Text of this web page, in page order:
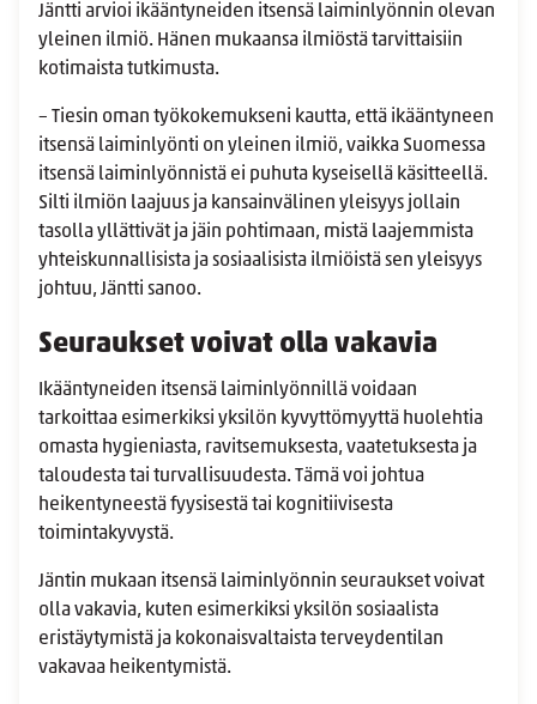
Jäntti arvioi ikääntyneiden itsensä laiminlyönnin olevan
yleinen ilmiö. Hänen mukaansa ilmiöstä tarvittaisiin
kotimaista tutkimusta.
– Tiesin oman työkokemukseni kautta, että ikääntyneen
itsensä laiminlyönti on yleinen ilmiö, vaikka Suomessa
itsensä laiminlyönnistä ei puhuta kyseisellä käsitteellä.
Silti ilmiön laajuus ja kansainvälinen yleisyys jollain
tasolla yllättivät ja jäin pohtimaan, mistä laajemmista
yhteiskunnallisista ja sosiaalisista ilmiöistä sen yleisyys
johtuu, Jäntti sanoo.
Seuraukset voivat olla vakavia
Ikääntyneiden itsensä laiminlyönnillä voidaan
tarkoittaa esimerkiksi yksilön kyvyttömyyttä huolehtia
omasta hygieniasta, ravitsemuksesta, vaatetuksesta ja
taloudesta tai turvallisuudesta. Tämä voi johtua
heikentyneestä fyysisestä tai kognitiivisesta
toimintakyvystä.
Jäntin mukaan itsensä laiminlyönnin seuraukset voivat
olla vakavia, kuten esimerkiksi yksilön sosiaalista
eristäytymistä ja kokonaisvaltaista terveydentilan
vakavaa heikentymistä.